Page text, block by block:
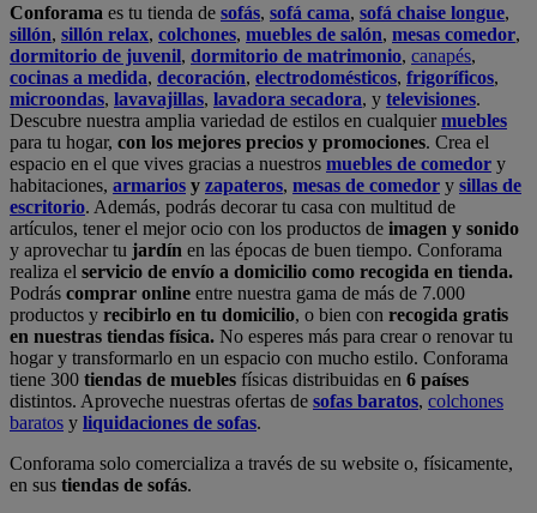
Conforama es tu tienda de sofás, sofá cama, sofá chaise longue,
sillón, sillón relax, colchones, muebles de salón, mesas comedor,
dormitorio de juvenil, dormitorio de matrimonio, canapés,
cocinas a medida, decoración, electrodomésticos, frigoríficos,
microondas, lavavajillas, lavadora secadora, y televisiones.
Descubre nuestra amplia variedad de estilos en cualquiermuebles
para tu hogar, con los mejores precios y promociones. Crea el
espacio en el que vives gracias a nuestros muebles de comedor y
habitaciones, armarios y zapateros, mesas de comedor y sillas de
escritorio. Además, podrás decorar tu casa con multitud de
artículos, tener el mejor ocio con los productos de imagen y sonido
y aprovechar tu jardín en las épocas de buen tiempo. Conforama
realiza el servicio de envío a domicilio como recogida en tienda.
Podrás comprar online entre nuestra gama de más de 7.000
productos y recibirlo en tu domicilio, o bien con recogida gratis
en nuestras tiendas física. No esperes más para crear o renovar tu
hogar y transformarlo en un espacio con mucho estilo. Conforama
tiene 300 tiendas de muebles físicas distribuidas en 6 países
distintos. Aproveche nuestras ofertas de sofas baratos, colchones
baratos y liquidaciones de sofas.
Conforama solo comercializa a través de su website o, físicamente,
en sus tiendas de sofás.